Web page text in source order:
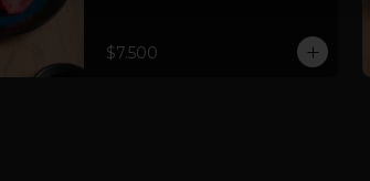
$7.500